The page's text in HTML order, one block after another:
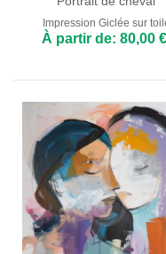
Impression Giclée sur
À partir de: 80,00 €